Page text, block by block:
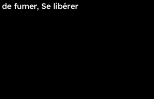
fumer, Se libérer